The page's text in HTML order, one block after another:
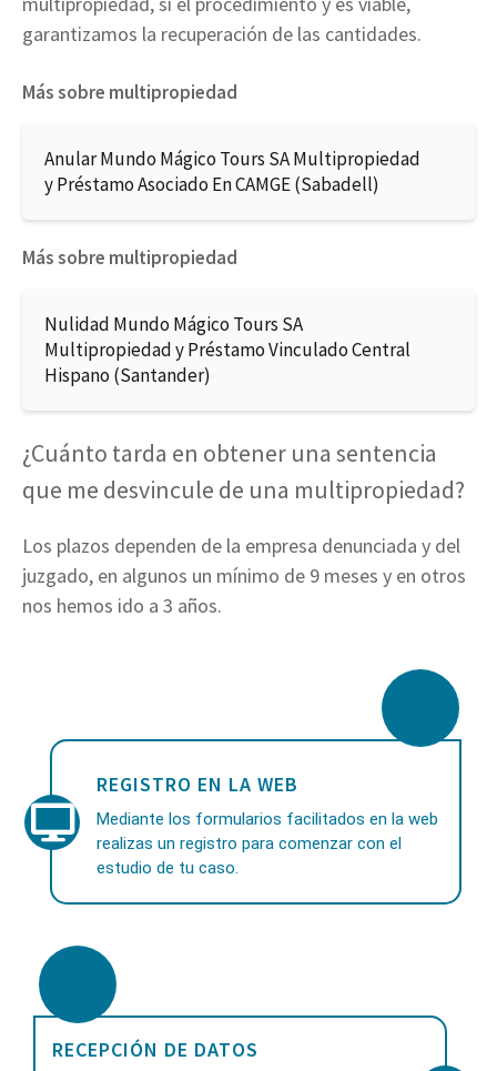
garantizamos la recuperación de las cantidades.
Más sobre multipropiedad
Anular Mundo Mágico Tours SA Multipropiedad
y Préstamo Asociado En CAMGE (Sabadell)
Más sobre multipropiedad
Nulidad Mundo Mágico Tours SA
Multipropiedad y Préstamo Vinculado Central
Hispano (Santander)
¿Cuánto tarda en obtener una sentencia
que me desvincule de una multipropiedad?
Los plazos dependen de la empresa denunciada y del
juzgado, en algunos un mínimo de 9 meses y en otros
nos hemos ido a 3 años.
REGISTRO EN LA WEB
Mediante los formularios facilitados en la web
realizas un registro para comenzar con el
estudio de tu caso.
RECEPCIÓN DE DATOS